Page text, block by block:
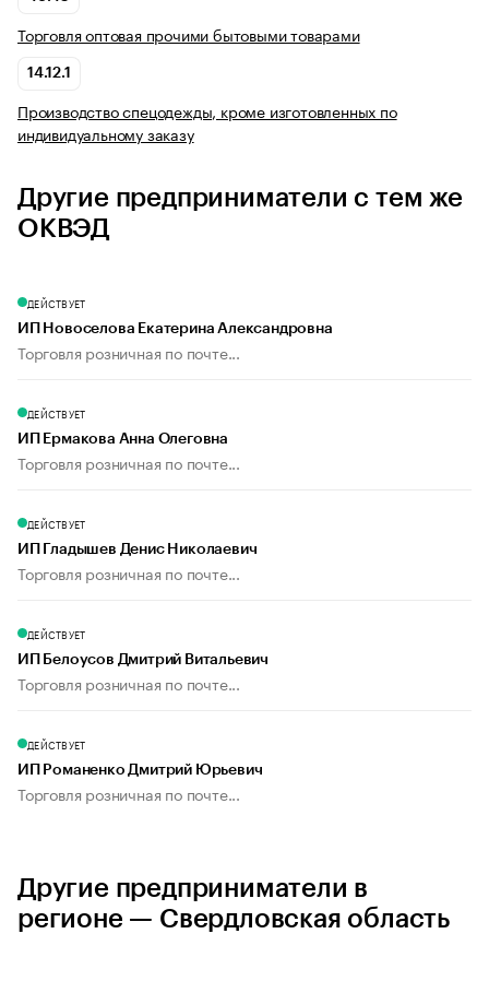
Торговля оптовая прочими бытовыми товарами
14.12.1
Производство спецодежды, кроме изготовленных по
индивидуальному заказу
Другие предприниматели с тем же
ОКВЭД
ДЕЙСТВУЕТ
ИП Новоселова Екатерина Александровна
Торговля розничная по почте...
ДЕЙСТВУЕТ
ИП Ермакова Анна Олеговна
Торговля розничная по почте...
ДЕЙСТВУЕТ
ИП Гладышев Денис Николаевич
Торговля розничная по почте...
ДЕЙСТВУЕТ
ИП Белоусов Дмитрий Витальевич
Торговля розничная по почте...
ДЕЙСТВУЕТ
ИП Романенко Дмитрий Юрьевич
Торговля розничная по почте...
Другие предприниматели в
регионе — Свердловская область